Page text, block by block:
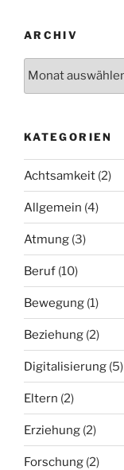
ARCHIV
KATEGORIEN
Achtsamkeit (2)
Allgemein (4)
Atmung (3)
Beruf (10)
Bewegung (1)
Beziehung (2)
Digitalisierung (5)
Eltern (2)
Erziehung (2)
Forschung (2)